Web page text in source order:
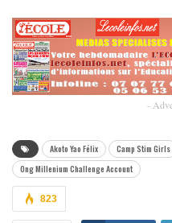
-
Akoto Yao Félix Camp Stim Girls
Ong Millenium Challenge Account
823